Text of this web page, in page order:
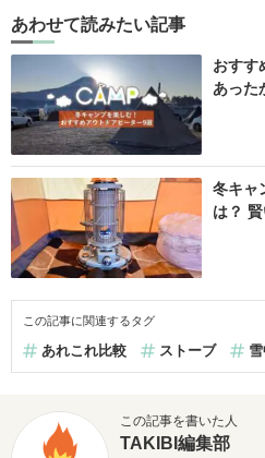
あわせて読みたい記事
おすす
あった
冬キャ
は？
この記事に関連するタグ
あれこれ比較 ストーブ
この記事を書いた人
TAKIBI編集部